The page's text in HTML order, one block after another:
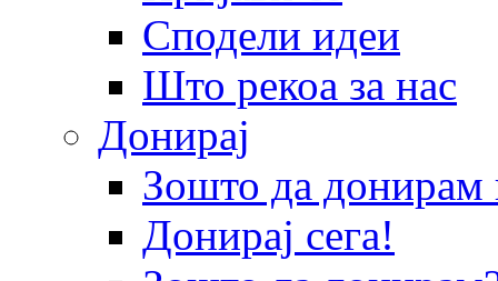
Сподели идеи
Што рекоа за нас
Донирај
Зошто да
Донирај сега!